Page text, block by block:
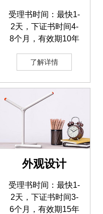
受理书时间：最快1-
2天，下证书时间4-
8个月，有效期10年
了解详情
外观设计
受理书时间：最快1-
2天，下证书时间3-
6个月，有效期15年